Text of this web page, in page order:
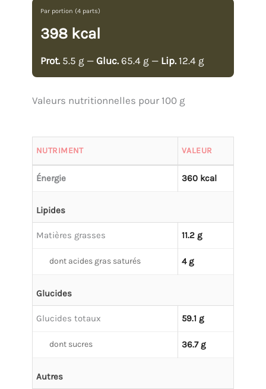
Par portion (4 parts)
398 kcal
Prot. 5.5 g — Gluc. 65.4 g — Lip. 12.4 g
Valeurs nutritionnelles pour 100 g
NUTRIMENT VALEUR
Énergie 360 kcal
Lipides
Matières grasses 11.2 g
dont acides gras saturés 4 g
Glucides
Glucides totaux 59.1 g
dont sucres 36.7 g
Autres